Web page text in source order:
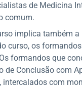
de Medicina
comum.
implica também
curso, os
formandos que
de Conclusão com
com